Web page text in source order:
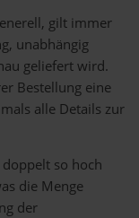
gilt immer
unabhängig
geliefert wird.
Bestellung eine
alle Details zur
so hoch
die Menge
der